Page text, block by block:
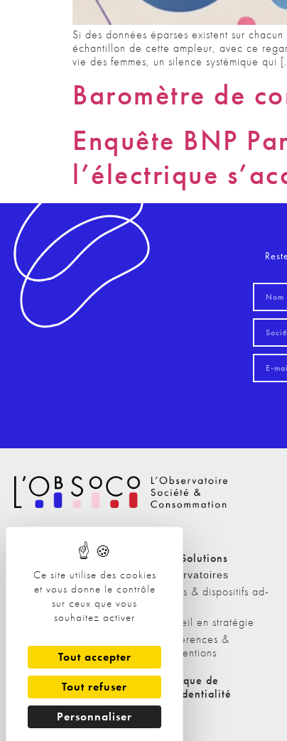
Ce site utilise des cookies
et vous donne le contrôle
sur ceux que vous
souhaitez activer
Tout accepter
Tout refuser
Personnaliser
Si des données éparses existent sur
échantillon de cette ampleur, avec ce
vie des femmes, un silence systémique qui
Baromètre de
Enquête BNP
l’électrique
Nos Solutions
A propos
L'équipe
Nos clients
Nos Solutions
Observatoires
Etudes & dispositifs ad-
Conseil en stratégie
Conférences &
interventions
Politique de cookies
Politique de
confidentialité